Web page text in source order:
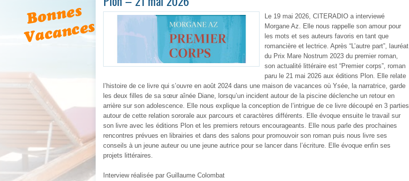
Le 19 mai 2026, CITERADIO a interviewé
Morgane Az. Elle nous rappelle son amour pour
les mots et ses auteurs favoris en tant que
romancière et lectrice. Après “L’autre part”, lauréat
du Prix Mare Nostrum 2023 du premier roman,
son actualité littéraire est “Premier corps”, roman
paru le 21 mai 2026 aux éditions Plon. Elle relate
l’histoire de ce livre qui s’ouvre en août 2024 dans une maison de vacances où Ysée, la narratrice, garde
les deux filles de sa sœur aînée Diane, lorsqu’un incident autour de la piscine déclenche un retour en
arrière sur son adolescence. Elle nous explique la conception de l’intrigue de ce livre découpé en 3 parties
autour de cette relation sororale aux parcours et caractères différents. Elle évoque ensuite le travail sur
son livre avec les éditions Plon et les premiers retours encourageants. Elle nous parle des prochaines
rencontres prévues en librairies et dans des salons pour promouvoir son roman puis nous livre ses
conseils à un jeune auteur ou une jeune autrice pour se lancer dans l’écriture. Elle évoque enfin ses
projets littéraires.
Interview réalisée par Guillaume Colombat